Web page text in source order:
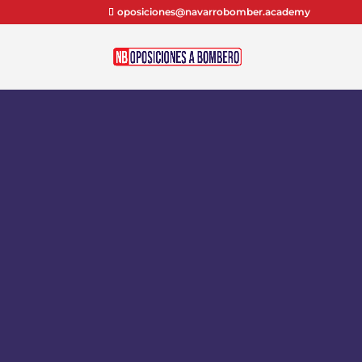
oposiciones@navarrobomber.academy